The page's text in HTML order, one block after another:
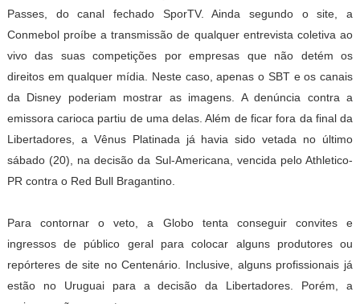
Passes, do canal fechado SporTV. Ainda segundo o site, a
Conmebol proíbe a transmissão de qualquer entrevista coletiva ao
vivo das suas competições por empresas que não detém os
direitos em qualquer mídia. Neste caso, apenas o SBT e os canais
da Disney poderiam mostrar as imagens. A denúncia contra a
emissora carioca partiu de uma delas. Além de ficar fora da final da
Libertadores, a Vênus Platinada já havia sido vetada no último
sábado (20), na decisão da Sul-Americana, vencida pelo Athletico-
PR contra o Red Bull Bragantino.
Para contornar o veto, a Globo tenta conseguir convites e
ingressos de público geral para colocar alguns produtores ou
repórteres de site no Centenário. Inclusive, alguns profissionais já
estão no Uruguai para a decisão da Libertadores. Porém, a